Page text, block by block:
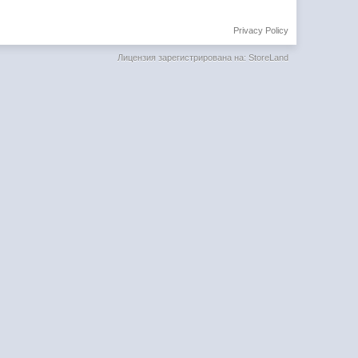
Privacy Policy
Лицензия зарегистрирована на: StoreLand